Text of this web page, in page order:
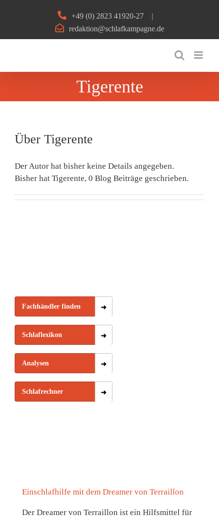
+49 (0) 2823 41920-27
|
redaktion@schlafkampagne.de
Tigerente
Über Tigerente
Der Autor hat bisher keine Details angegeben.
Bisher hat Tigerente, 0 Blog Beiträge geschrieben.
Fachhändler finden
Schlaflexikon
Analysen
Schlafrechner
Einschlafhilfe mit dem Dreamer von Terraillon
Der Dreamer von Terraillon ist ein Hilfsmittel für